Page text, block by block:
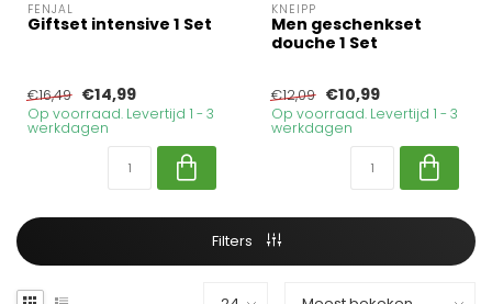
FENJAL
Giftset intensive 1 Set
€16,49 €14,99
Op voorraad. Levertijd 1 - 3
werkdagen
KNEIPP
Men geschenkset
douche 1 Set
€12,09 €10,99
Op voorraad. Levertijd 1 - 3
werkdagen
Filters